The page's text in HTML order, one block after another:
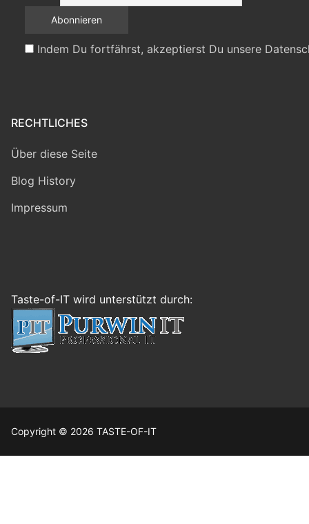
Indem Du fortfährst, akzeptierst Du unsere
RECHTLICHES
Über diese Seite
Blog History
Impressum
Taste-of-IT wird unterstützt durch:
Copyright © 2026 TASTE-OF-IT